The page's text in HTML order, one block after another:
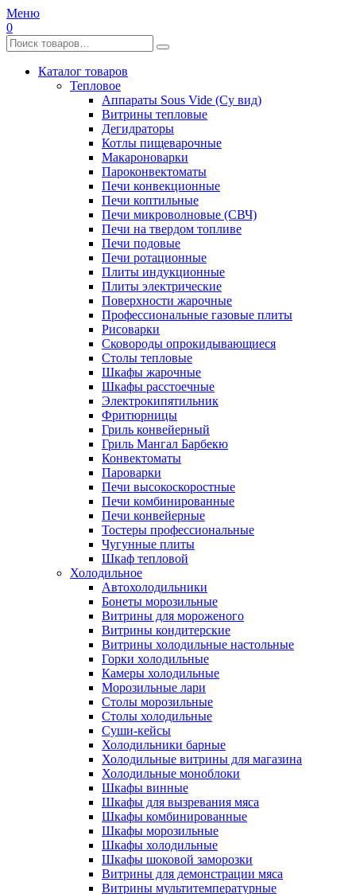
Меню
0
Каталог товаров
Тепловое
Аппараты Sous Vide (Су вид)
Витрины тепловые
Дегидраторы
Котлы пищеварочные
Макароноварки
Пароконвектоматы
Печи конвекционные
Печи коптильные
Печи микроволновые (СВЧ)
Печи на твердом топливе
Печи подовые
Печи ротационные
Плиты индукционные
Плиты электрические
Поверхности жарочные
Профессиональные газовые плиты
Рисоварки
Сковороды опрокидывающиеся
Столы тепловые
Шкафы жарочные
Шкафы расстоечные
Электрокипятильник
Фритюрницы
Гриль конвейерный
Гриль Мангал Барбекю
Конвектоматы
Пароварки
Печи высокоскоростные
Печи комбинированные
Печи конвейерные
Тостеры профессиональные
Чугунные плиты
Шкаф тепловой
Холодильное
Автохолодильники
Бонеты морозильные
Витрины для мороженого
Витрины кондитерские
Витрины холодильные настольные
Горки холодильные
Камеры холодильные
Морозильные лари
Столы морозильные
Столы холодильные
Суши-кейсы
Холодильники барные
Холодильные витрины для магазина
Холодильные моноблоки
Шкафы винные
Шкафы для вызревания мяса
Шкафы комбинированные
Шкафы морозильные
Шкафы холодильные
Шкафы шоковой заморозки
Витрины для демонстрации мяса
Витрины мультитемпературные